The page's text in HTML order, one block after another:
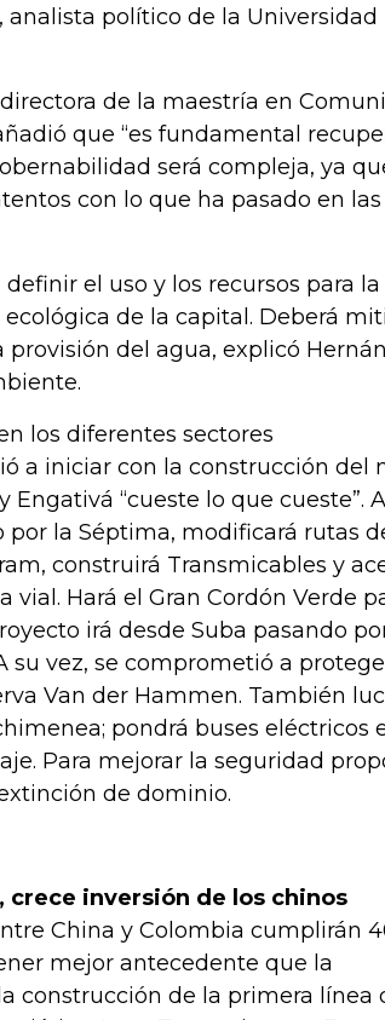
analista político de la Universidad
de la maestría en
que “es fundamental
será compleja, ya
con lo que ha pasado en
el uso y los recursos para la
de la capital. Deberá
del agua, explicó
los diferentes sectores
a iniciar con la construcción del
“cueste lo que cueste”.
la Séptima, modificará rutas
construirá Transmicables y
vial. Hará el Gran Cordón Verde
irá desde Suba pasando
su vez, se comprometió a
Van der Hammen. También
pondrá buses eléctricos
Para mejorar la seguridad
de dominio.
inversión de los chinos
China y Colombia cumplirán
mejor antecedente que la
construcción de la primera línea